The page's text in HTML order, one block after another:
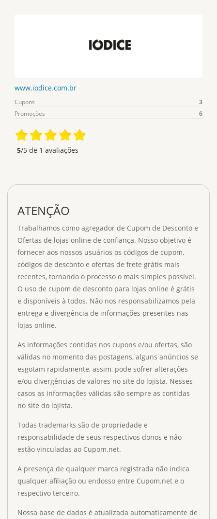
www.iodice.com.br
Cupons
3
Promoções
6
5/5 de 1 avaliações
ATENÇÃO
Trabalhamos como agregador de Cupom de Desconto e
Ofertas de lojas online de confiança. Nosso objetivo é
fornecer aos nossos usuários os códigos de cupom,
códigos de desconto e ofertas de frete grátis mais
recentes, tornando o processo o mais simples possível.
O uso de cupom de desconto para lojas online é grátis
e disponíveis à todos. Não nos responsabilizamos pela
entrega e divergência de informações presentes nas
lojas online.
As informações contidas nos cupons e/ou ofertas, são
válidas no momento das postagens, alguns anúncios se
esgotam rapidamente, assim, pode sofrer alterações
e/ou divergências de valores no site do lojista. Nesses
casos as informações válidas são sempre as contidas
no site do lojista.
Todas trademarks são de propriedade e
responsabilidade de seus respectivos donos e não
estão vinculadas ao Cupom.net.
A presença de qualquer marca registrada não indica
qualquer afiliação ou endosso entre Cupom.net e o
respectivo terceiro.
Nossa base de dados é atualizada automaticamente de